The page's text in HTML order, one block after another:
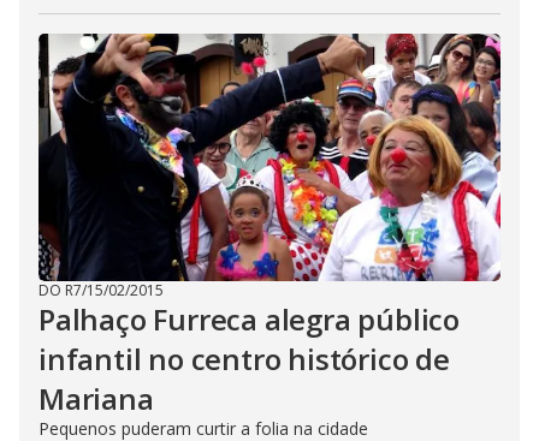
DO R7/15/02/2015
Palhaço Furreca alegra público
infantil no centro histórico de
Mariana
Pequenos puderam curtir a folia na cidade